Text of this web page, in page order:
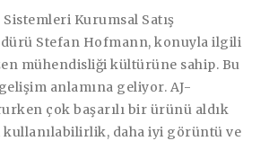
Kurumsal Satış
Stefan Hofmann, konuyla ilgili
mühendisliği kültürüne sahip. Bu
anlamına geliyor. AJ-
çok başarılı bir ürünü aldık
kullanılabilirlik, daha iyi görüntü ve